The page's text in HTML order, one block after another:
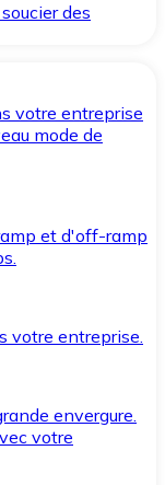
des
votre entreprise
mode de
et d'off-ramp
votre entreprise.
envergure.
votre